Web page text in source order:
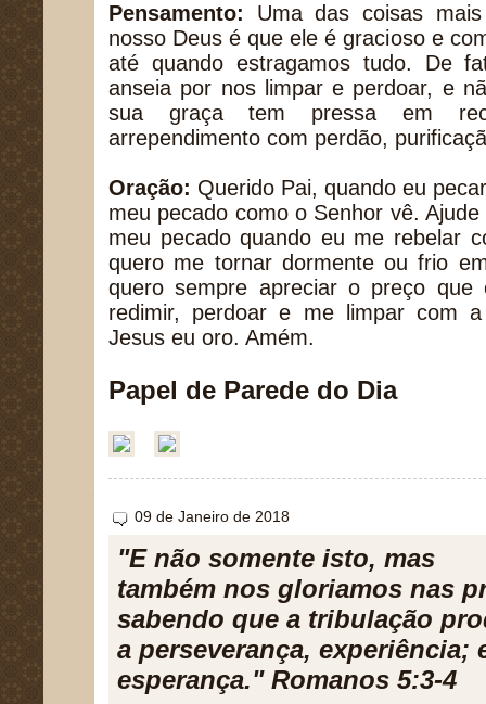
Pensamento: Uma das coisas
nosso Deus é que ele é gracioso e
até quando estragamos tudo. De
anseia por nos limpar e perdoar, e
sua graça tem pressa em
arrependimento com perdão,
Oração: Querido Pai, quando eu
meu pecado como o Senhor vê.
meu pecado quando eu me rebelar
quero me tornar dormente ou frio
quero sempre apreciar o preço
redimir, perdoar e me limpar com
Jesus eu oro. Amém.
Papel de Parede do Dia
09 de Janeiro de 2018
"E não somente isto, mas
também nos gloriamos nas
sabendo que a tribulação
a perseverança, experiência;
esperança." Romanos 5:3-4